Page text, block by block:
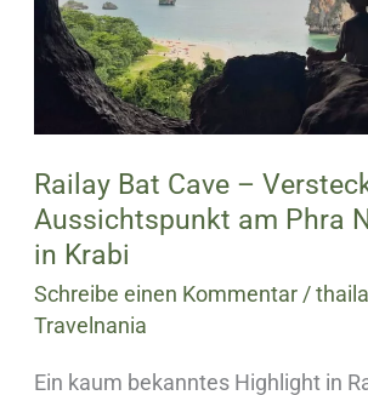
Railay Bat Cave –
Aussichtspunkt am Phra
in Krabi
Schreibe einen Kommentar /
Travelnania
Ein kaum bekanntes Highlight in
Aussichtspunkt
am
Phra
Nang
Beach
in
Krabi